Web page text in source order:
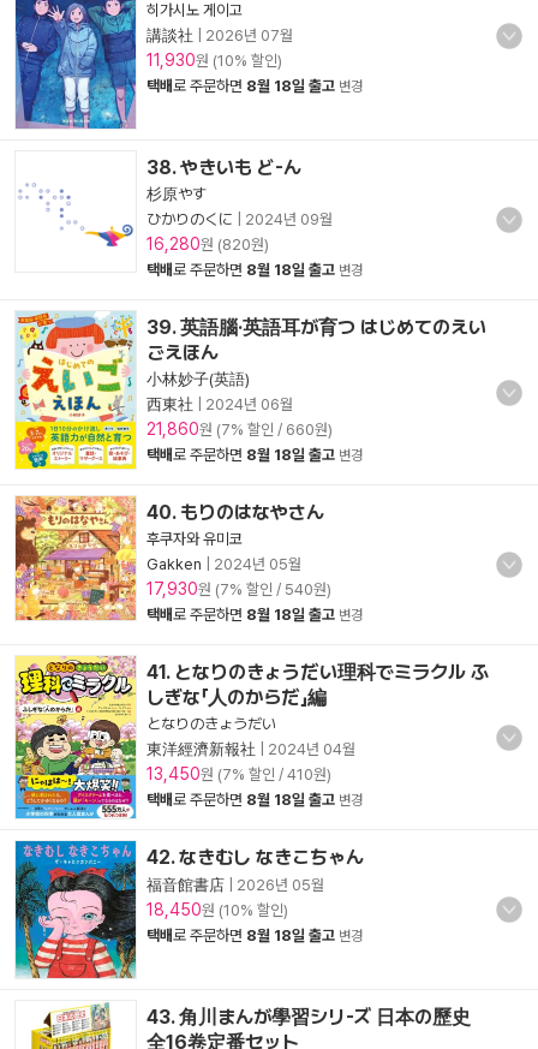
히가시노 게이고
講談社
2026년 07월
11,930원 (10% 할인)
택배로 주문하면 8월 18일 출고 변경
38. やきいも ど-ん
杉原やす
ひかりのくに
2024년 09월
16,280원 (820원)
택배로 주문하면 8월 18일 출고 변경
39. 英語腦·英語耳が育つ はじめてのえい
ごえほん
小林妙子(英語)
西東社
2024년 06월
21,860원 (7% 할인 / 660원)
택배로 주문하면 8월 18일 출고 변경
40. もりのはなやさん
후쿠자와 유미코
Gakken
2024년 05월
17,930원 (7% 할인 / 540원)
택배로 주문하면 8월 18일 출고 변경
41. となりのきょうだい理科でミラクル ふ
しぎな「人のからだ」編
となりのきょうだい
東洋經濟新報社
2024년 04월
13,450원 (7% 할인 / 410원)
택배로 주문하면 8월 18일 출고 변경
42. なきむし なきこちゃん
福音館書店 2026년 05월
18,450원 (10% 할인)
택배로 주문하면 8월 18일 출고 변경
43. 角川まんが學習シリ-ズ 日本の歷史
全16卷定番セット